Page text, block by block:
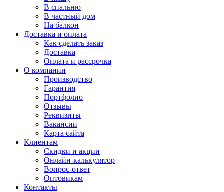
В спальню
В частный дом
На балкон
Доставка и оплата
Как сделать заказ
Доставка
Оплата и рассрочка
О компании
Производство
Гарантия
Портфолио
Отзывы
Реквизиты
Вакансии
Карта сайта
Клиентам
Скидки и акции
Онлайн-калькулятор
Вопрос-ответ
Оптовикам
Контакты